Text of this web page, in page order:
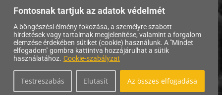
Fontosnak tartjuk az adatok védelmét
A böngészési élmény fokozása, a személyre szabott
hirdetések vagy tartalmak megjelenítése, valamint a forgalom
elemzése érdekében sütiket (cookie) használunk. A "Mindet
elfogadom" gombra kattintva hozzájárulhat a sütik
használatához. Cookie-szabályzat
Testreszabás Elutasít Az összes elfogadása
Damak, Szabadság út 35.
Copyright © 2026 Edelény Város Önkormányzata. |
Adatvédelmi tájékoztató